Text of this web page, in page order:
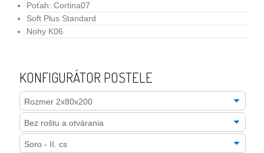
Poťah: Cortina07
Soft Plus Standard
Nohy K06
KONFIGURÁTOR POSTELE